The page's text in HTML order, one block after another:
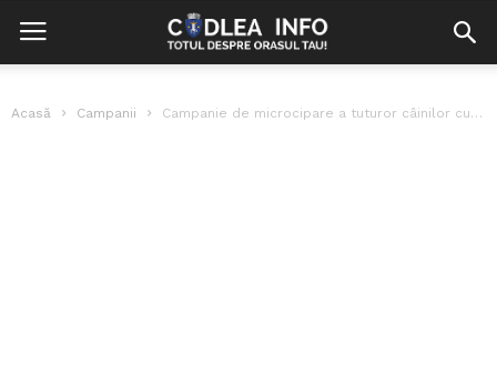
Acasă Campanii Campanie de microcipare a tuturor câinilor cu stăpân